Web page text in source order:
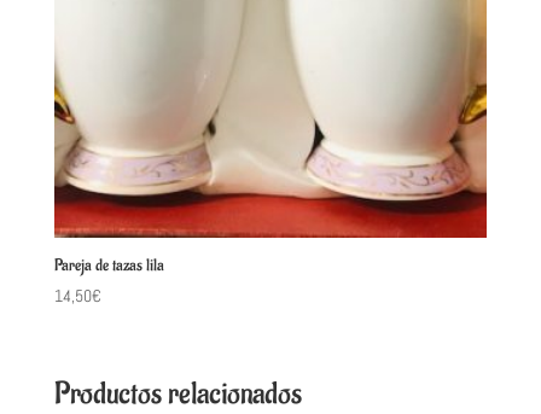
Pareja de tazas lila
14,50€
Productos relacionados